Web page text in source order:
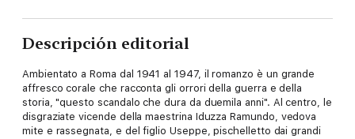
Descripción editorial
Ambientato a Roma dal 1941 al 1947, il romanzo è un grande
affresco corale che racconta gli orrori della guerra e della
storia, "questo scandalo che dura da duemila anni". Al centro, le
disgraziate vicende della maestrina Iduzza Ramundo, vedova
mite e rassegnata, e del figlio Useppe, pischelletto dai grandi